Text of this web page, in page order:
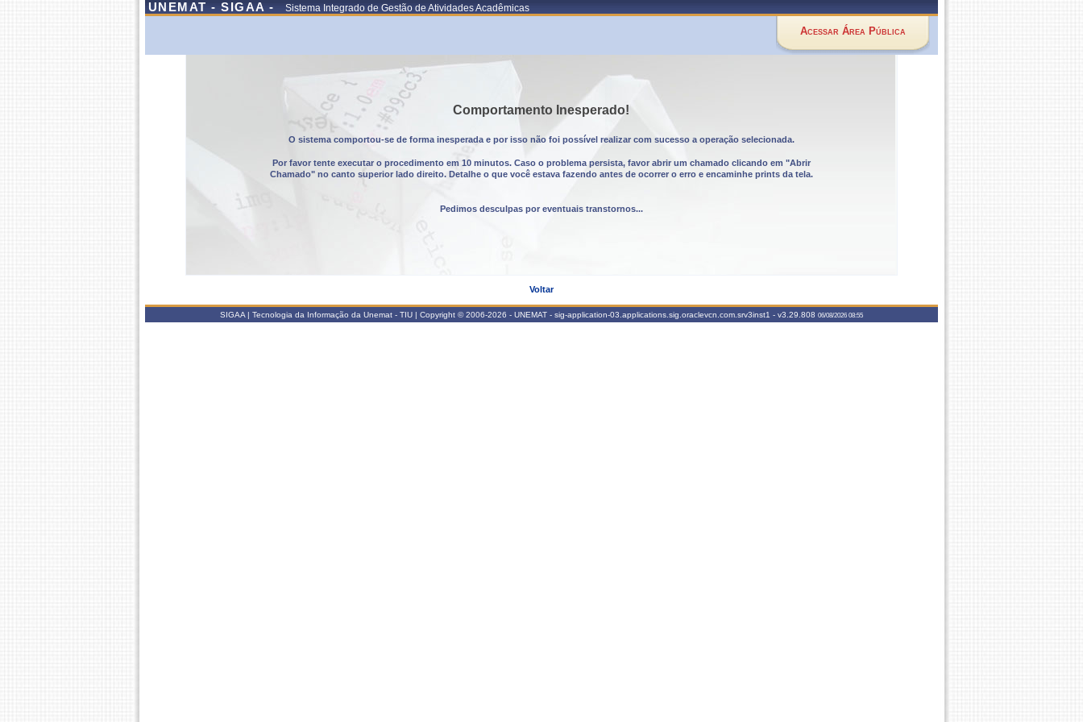
UNEMAT - SIGAA - Sistema Integrado de Gestão de Atividades Acadêmicas
Acessar Área Pública
Comportamento Inesperado!
O sistema comportou-se de forma inesperada e por isso não foi possível realizar com sucesso a operação selecionada.
Por favor tente executar o procedimento em 10 minutos. Caso o problema persista, favor abrir um chamado clicando em "Abrir
Chamado" no canto superior lado direito. Detalhe o que você estava fazendo antes de ocorrer o erro e encaminhe prints da tela.
Pedimos desculpas por eventuais transtornos...
Voltar
SIGAA | Tecnologia da Informação da Unemat - TIU | Copyright © 2006-2026 - UNEMAT - sig-application-03.applications.sig.oraclevcn.com.srv3inst1 - v3.29.808 06/08/2026 08:55